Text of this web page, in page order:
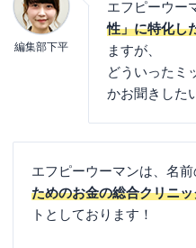
自分の価値観に合っ
スを選ぶことで生活に
編集部下平
エフピーウー
性」に特化し
ますが、
どういったミ
かお聞きした
エフピーウーマンは、名
ためのお金の総合クリニッ
トとしております！